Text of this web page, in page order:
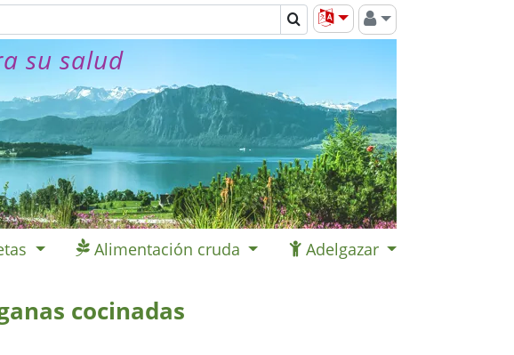
su salud
Alimentación cruda Adelgazar
cocinadas